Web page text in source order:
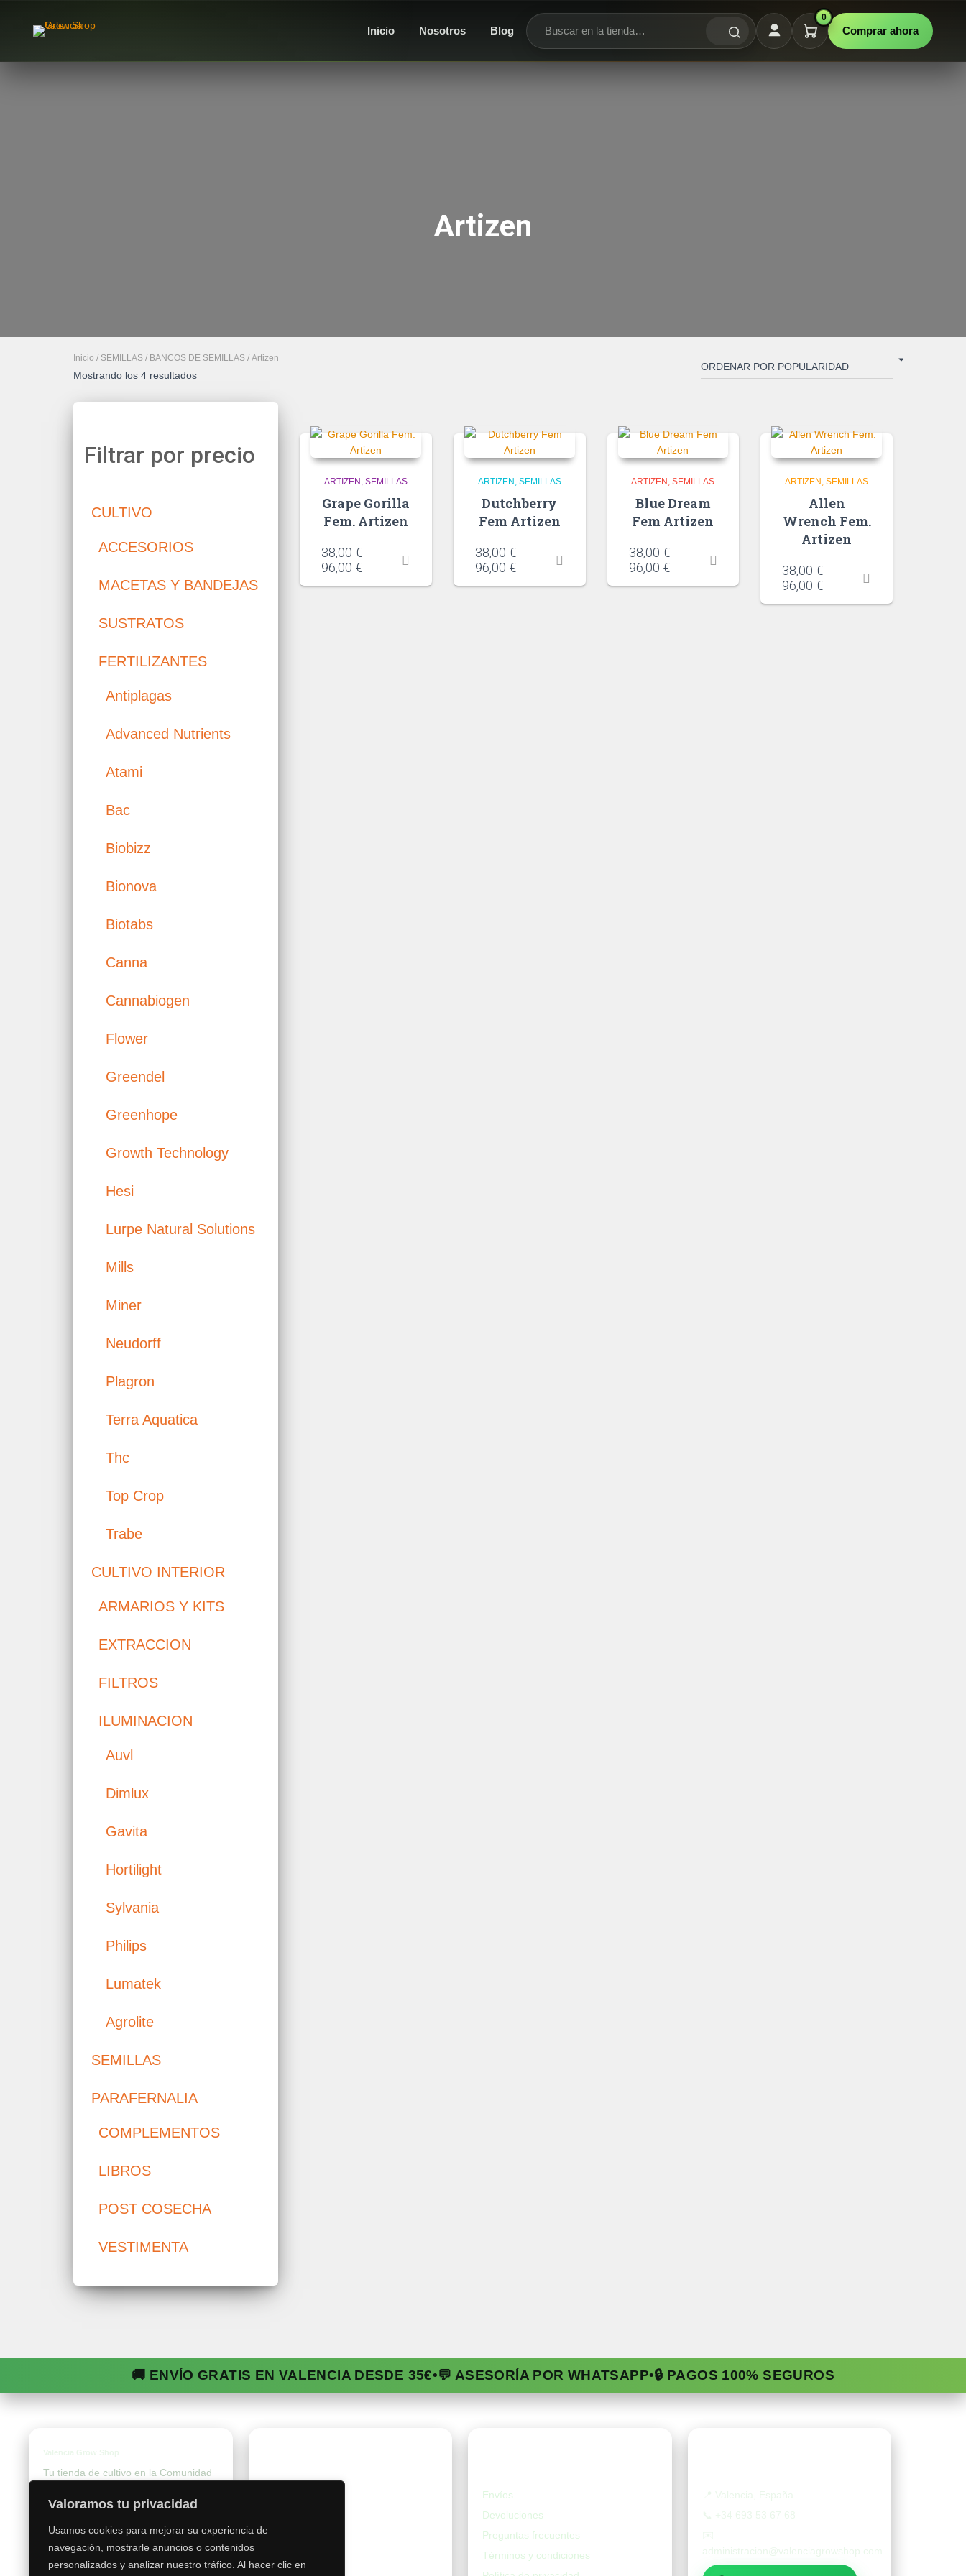
Valoramos tu privacidad
Usamos cookies para mejorar su experiencia de
navegación, mostrarle anuncios o contenidos
personalizados y analizar nuestro tráfico. Al hacer clic en
Inicio Nosotros Blog
Buscar productos
0
Comprar ahora
Artizen
Inicio / SEMILLAS / BANCOS DE SEMILLAS / Artizen
Mostrando los 4 resultados
Filtrar por precio
CULTIVO
ACCESORIOS
MACETAS Y BANDEJAS
SUSTRATOS
FERTILIZANTES
Antiplagas
Advanced Nutrients
Atami
Bac
Biobizz
Bionova
Biotabs
Canna
Cannabiogen
Flower
Greendel
Greenhope
Growth Technology
Hesi
Lurpe Natural Solutions
Mills
Miner
Neudorff
Plagron
Terra Aquatica
Thc
Top Crop
Trabe
CULTIVO INTERIOR
ARMARIOS Y KITS
EXTRACCION
FILTROS
ILUMINACION
Auvl
Dimlux
Gavita
Hortilight
Sylvania
Philips
Lumatek
Agrolite
SEMILLAS
PARAFERNALIA
COMPLEMENTOS
LIBROS
POST COSECHA
VESTIMENTA
ARTIZEN SEMILLAS
Grape Gorilla
Fem. Artizen
38,00 €-
96,00 €
ARTIZEN SEMILLAS
Dutchberry
Fem Artizen
38,00 € -
96,00 €
ARTIZEN SEMILLAS
Blue Dream
Fem Artizen
38,00 € -
96,00 €
ARTIZEN SEMILLAS
Allen
Wrench Fem.
Artizen
38,00 € -
96,00 €
🚚 ENVÍO GRATIS EN VALENCIA DESDE 35€•💬 ASESORÍA POR WHATSAPP•🔒 PAGOS 100% SEGUROS
Tu tienda de cultivo en la Comunidad
envíos rápidos y soporte experto.
Envíos
Devoluciones
Preguntas frecuentes
Términos y condiciones